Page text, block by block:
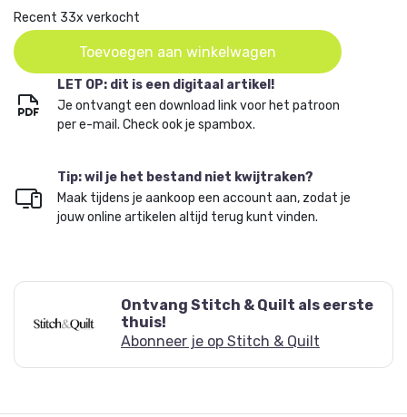
Recent 33x verkocht
Oorspronkelijke
prijs
was:
€ 9,99.
Huidige
prijs
is:
€ 6,99.
Toevoegen aan winkelwagen
LET OP: dit is een digitaal artikel!
Je ontvangt een download link voor het patroon
per e-mail. Check ook je spambox.
Tip: wil je het bestand niet kwijtraken?
Maak tijdens je aankoop een account aan, zodat je
jouw online artikelen altijd terug kunt vinden.
Ontvang Stitch & Quilt als eerste
thuis!
Abonneer je op Stitch & Quilt